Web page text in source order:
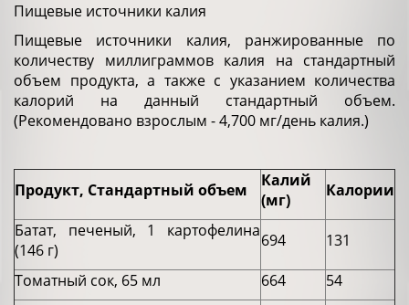
Пищевые источники калия
Пищевые источники калия, ранжированные по
количеству миллиграммов калия на стандартный
объем продукта, а также с указанием количества
калорий на данный стандартный объем.
(Рекомендовано взрослым - 4,700 мг/день калия.)
Продукт, Стандартный объем
Калий
(мг)
Калории
Батат, печеный, 1 картофелина
(146 г)
694
131
Томатный сок, 65 мл
664
54